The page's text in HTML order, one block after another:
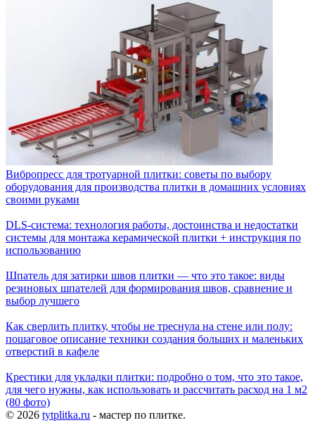
Вибропресс для тротуарной плитки: советы по выбору
оборудования для производства плитки в домашних условиях
своими руками
DLS-система: технология работы, достоинства и недостатки
системы для монтажа керамической плитки + инструкция по
использованию
Шпатель для затирки швов плитки — что это такое: виды
резиновых шпателей для формирования швов, сравнение и
выбор лучшего
Как сверлить плитку, чтобы не треснула на стене или полу:
пошаговое описание техники создания больших и маленьких
отверстий в кафеле
Крестики для укладки плитки: подробно о том, что это такое,
для чего нужны, как использовать и рассчитать расход на 1 м2
(80 фото)
© 2026 tytplitka.ru - мастер по плитке.